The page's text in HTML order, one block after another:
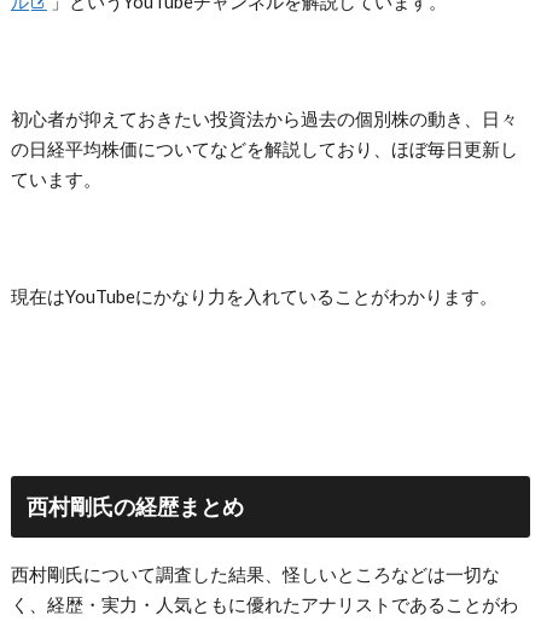
初心者が抑えておきたい投資法から過去の個別株の動き、日々
の日経平均株価についてなどを解説しており、ほぼ毎日更新し
ています。
現在はYouTubeにかなり力を入れていることがわかります。
西村剛氏の経歴まとめ
西村剛氏について調査した結果、怪しいところなどは一切な
く、経歴・実力・人気ともに優れたアナリストであることがわ